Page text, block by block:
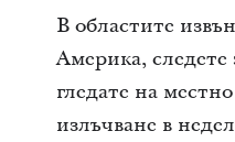
В областите
Америка, следете
гледате на
излъчване в